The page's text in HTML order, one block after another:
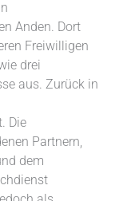
Anden. Dort
Freiwilligen
drei
aus. Zurück in
Die
Partnern,
dem